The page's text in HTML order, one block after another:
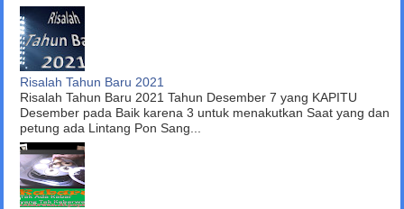
Risalah Tahun Baru 2021
Risalah Tahun Baru 2021 Tahun Desember 7 yang KAPITU
Desember pada Baik karena 3 untuk menakutkan Saat yang dan
petung ada Lintang Pon Sang...